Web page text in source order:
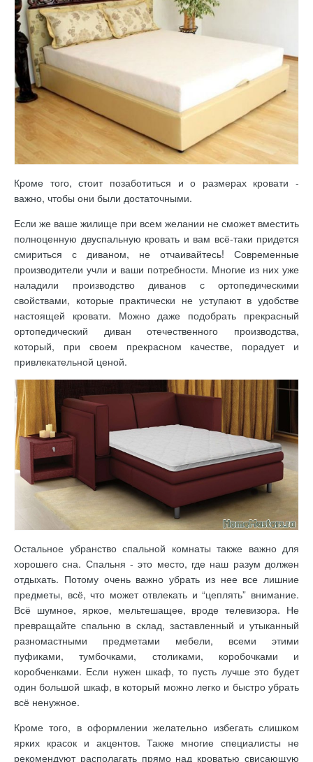
Кроме того, стоит позаботиться и о размерах кровати -
важно, чтобы они были достаточными.
Если же ваше жилище при всем желании не сможет вместить
полноценную двуспальную кровать и вам всё-таки придется
смириться с диваном, не отчаивайтесь! Современные
производители учли и ваши потребности. Многие из них уже
наладили производство диванов с ортопедическими
свойствами, которые практически не уступают в удобстве
настоящей кровати. Можно даже подобрать прекрасный
ортопедический диван отечественного производства,
который, при своем прекрасном качестве, порадует и
привлекательной ценой.
Остальное убранство спальной комнаты также важно для
хорошего сна. Спальня - это место, где наш разум должен
отдыхать. Потому очень важно убрать из нее все лишние
предметы, всё, что может отвлекать и “цеплять” внимание.
Всё шумное, яркое, мельтешащее, вроде телевизора. Не
превращайте спальню в склад, заставленный и утыканный
разномастными предметами мебели, всеми этими
пуфиками, тумбочками, столиками, коробочками и
коробченками. Если нужен шкаф, то пусть лучше это будет
один большой шкаф, в который можно легко и быстро убрать
всё ненужное.
Кроме того, в оформлении желательно избегать слишком
ярких красок и акцентов. Также многие специалисты не
рекомендуют располагать прямо над кроватью свисающую